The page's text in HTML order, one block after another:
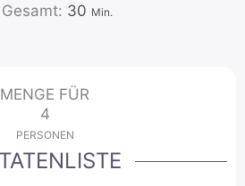
Gesamt: 30Minuten
Min.
MENGE FÜR
4
PERSONEN